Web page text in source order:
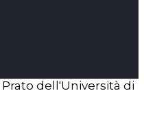
dell'Università di